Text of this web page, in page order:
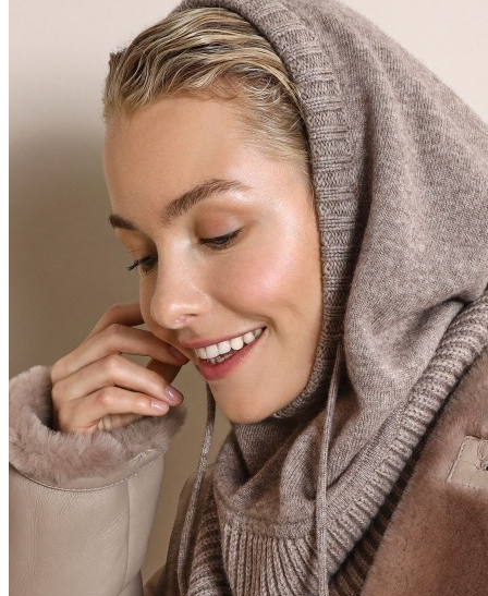
Женская Зимняя Обувь: 5 Стильных
Моделей, За Которыми
Выстраиваются В Очереди
Самая Известная Охота На Ведьм В
Истории: Как Проходил Салемский
Процесс